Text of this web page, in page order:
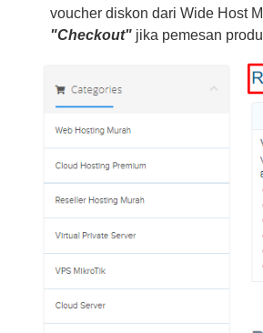
voucher diskon dari Wide Host
"Checkout" jika pemesan